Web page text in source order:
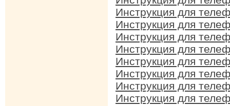
Инструкция для
Инструкция для
Инструкция для
Инструкция для
Инструкция для
Инструкция для
Инструкция для
Инструкция для